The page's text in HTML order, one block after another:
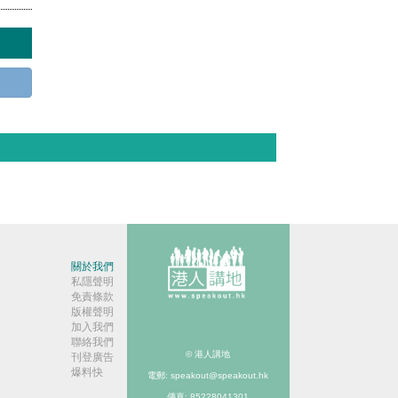
關於我們
私隱聲明
免責條款
版權聲明
加入我們
聯絡我們
刊登廣告
爆料快
© 港人講地
電郵: speakout@speakout.hk